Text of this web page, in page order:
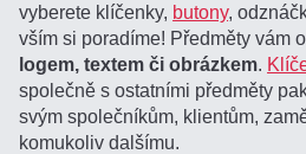
vyberete klíčenky, butony,
vším si poradíme! Předměty vám
logem, textem či obrázkem.
společně s ostatními předměty
svým společníkům, klientům,
komukoliv dalšímu.